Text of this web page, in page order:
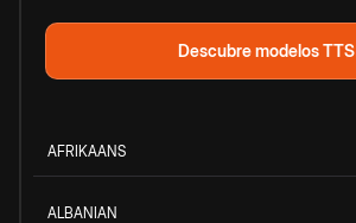
Descubre modelos TTS
AFRIKAANS
ALBANIAN